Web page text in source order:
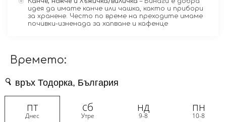
идея да имате канче или чашка, както и прибори
за хранене. Често по време на преходите имаме
почивки-изненада за хапване и кафенце
Времето: